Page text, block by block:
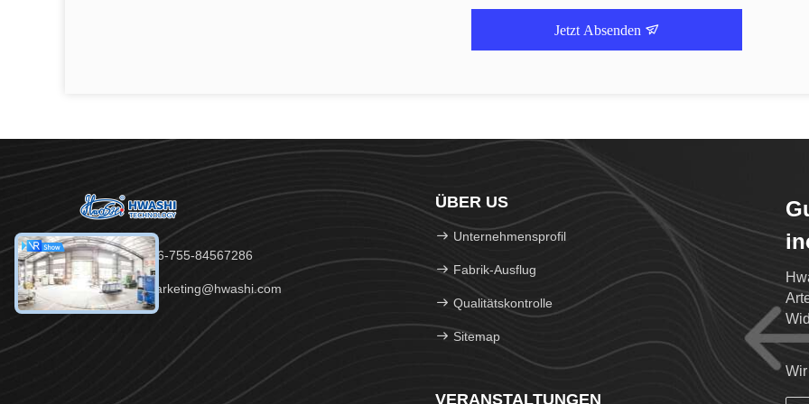
Jetzt Absenden
Telefon：86-755-84567286
E-Mail：marketing@hwashi.com
ÜBER US
Unternehmensprofil
Fabrik-Ausflug
Qualitätskontrolle
Sitemap
VERANSTALTUNGEN